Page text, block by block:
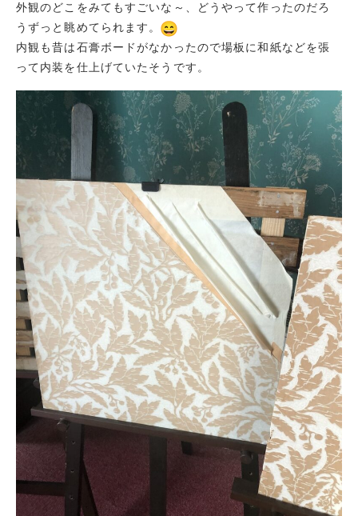
外観のどこをみてもすごいな～、どうやって作ったのだろ
うずっと眺めてられます。
内観も昔は石膏ボードがなかったので場板に和紙などを張
って内装を仕上げていたそうです。